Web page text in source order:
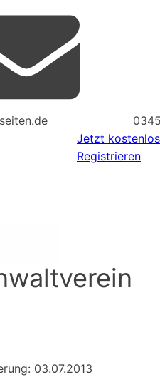
Jetzt kostenlos
Registrieren
03.07.2013